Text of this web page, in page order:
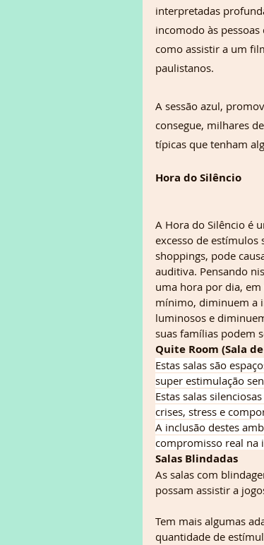
interpretadas
incomodo às
como assistir a um
paulistanos.
A sessão azul,
consegue, milhares
típicas que tenham
Hora do Silêncio
A Hora do Silêncio é
excesso de estímulos
shoppings, pode
auditiva. Pensando
uma hora por dia,
mínimo, diminuem a
luminosos e
suas famílias podem
Quite Room (Sala
Estas salas são
super estimulação
Estas salas
crises, stress e
A inclusão destes
compromisso real na
Salas Blindadas
As salas com
possam assistir a
Tem mais algumas
quantidade de